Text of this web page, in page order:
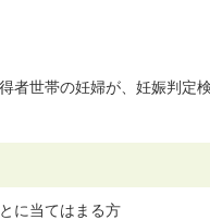
者世帯の妊婦が、妊娠判定
に当てはまる方